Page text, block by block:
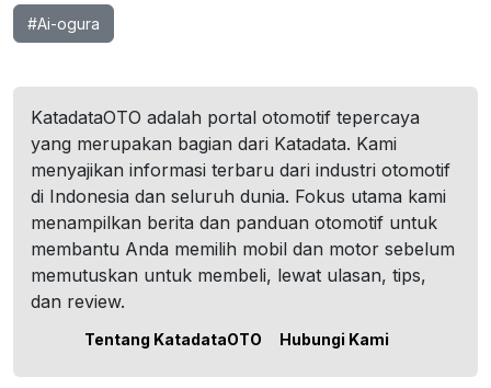
#Ai-ogura
KatadataOTO adalah portal otomotif tepercaya
yang merupakan bagian dari Katadata. Kami
menyajikan informasi terbaru dari industri otomotif
di Indonesia dan seluruh dunia. Fokus utama kami
menampilkan berita dan panduan otomotif untuk
membantu Anda memilih mobil dan motor sebelum
memutuskan untuk membeli, lewat ulasan, tips,
dan review.
Tentang KatadataOTO Hubungi Kami